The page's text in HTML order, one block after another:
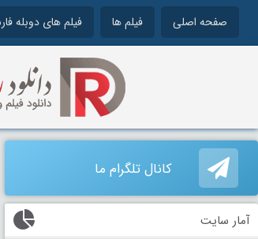
صفحه اصلی فیلم ها فیلم های دوبله
کانال تلگرام ما
آمار سایت